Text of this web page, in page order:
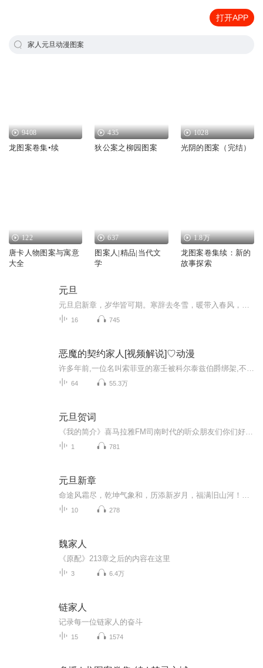
打开APP
家人元旦动漫图案
9408
龙图案卷集•续
435
狄公案之柳园图案
1028
光阴的图案（完结）
122
唐卡人物图案与寓意
大全
637
图案人|精品|当代文
学
1.8万
龙图案卷集续：新的
故事探索
元旦
16 745
恶魔的契约家人[视频解说]♡动漫
64 55.3万
元旦贺词
1 781
元旦新章
10 278
魏家人
《原配》213章之后的内容在这里
3 6.4万
链家人
记录每一位链家人的奋斗
15 1574